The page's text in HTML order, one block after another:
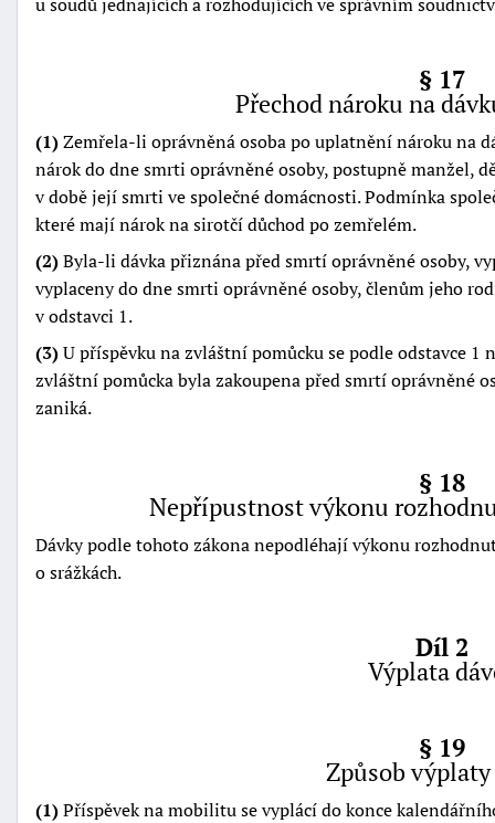
§ 17
Přechod nároku na
(1)Zemřela-li oprávněná osoba po uplatnění nároku na
nárok do dne smrti oprávněné osoby, postupně manžel,
v době její smrti ve společné domácnosti. Podmínka
které mají nárok na sirotčí důchod po zemřelém.
(2)Byla-li dávka přiznána před smrtí oprávněné osoby,
vyplaceny do dne smrti oprávněné osoby, členům jeho
v odstavci 1.
(3)U příspěvku na zvláštní pomůcku se podle odstavce
zvláštní pomůcka byla zakoupena před smrtí oprávněné
zaniká.
§ 18
Nepřípustnost výkonu
Dávky podle tohoto zákona nepodléhají výkonu
o srážkách.
Díl 2
Výplata
§ 19
Způsob výplaty
(1)Příspěvek na mobilitu se vyplácí do konce